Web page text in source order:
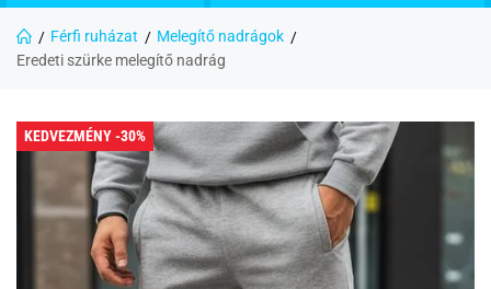
Férfi ruházat
Melegítő nadrágok
Eredeti szürke melegítő nadrág
KEDVEZMÉNY -30%